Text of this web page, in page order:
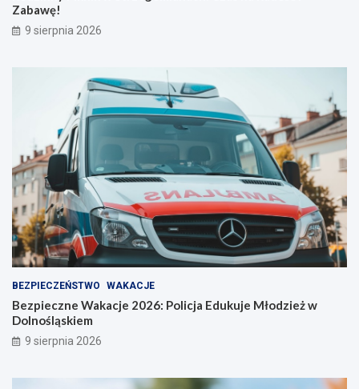
l
o
ś
ć
a
b
Zabawę!
9 sierpnia 2026
BEZPIECZEŃSTWO WAKACJE
Bezpieczne Wakacje 2026: Policja Edukuje Młodzież w
Dolnośląskiem
9 sierpnia 2026